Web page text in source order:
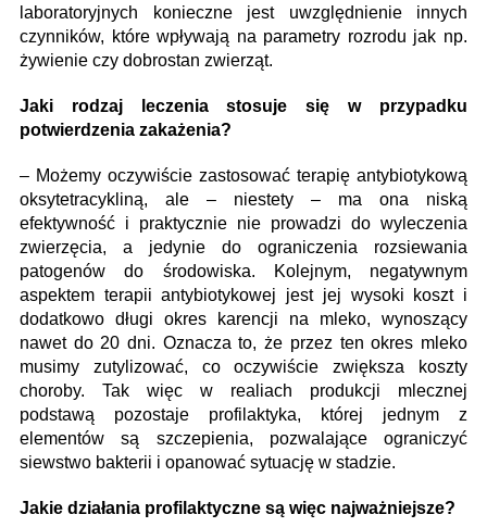
laboratoryjnych konieczne jest uwzględnienie innych
czynników, które wpływają na parametry rozrodu jak np.
żywienie czy dobrostan zwierząt.
Jaki rodzaj leczenia stosuje się w przypadku
potwierdzenia zakażenia?
– Możemy oczywiście zastosować terapię antybiotykową
oksytetracykliną, ale – niestety – ma ona niską
efektywność i praktycznie nie prowadzi do wyleczenia
zwierzęcia, a jedynie do ograniczenia rozsiewania
patogenów do środowiska. Kolejnym, negatywnym
aspektem terapii antybiotykowej jest jej wysoki koszt i
dodatkowo długi okres karencji na mleko, wynoszący
nawet do 20 dni. Oznacza to, że przez ten okres mleko
musimy zutylizować, co oczywiście zwiększa koszty
choroby. Tak więc w realiach produkcji mlecznej
podstawą pozostaje profilaktyka, której jednym z
elementów są szczepienia, pozwalające ograniczyć
siewstwo bakterii i opanować sytuację w stadzie.
Jakie działania profilaktyczne są więc najważniejsze?